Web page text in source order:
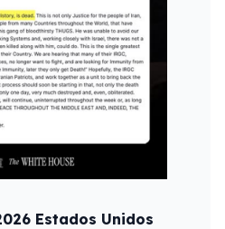
Estados Unidos